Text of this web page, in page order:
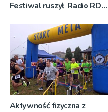
Festiwal ruszył. Radio RDN
żywo [ZDJĘCIA]
Aktywność fizyczna z